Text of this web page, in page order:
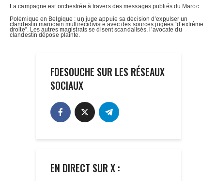
FDESOUCHE SUR LES RÉSEAUX
SOCIAUX
EN DIRECT SUR X :